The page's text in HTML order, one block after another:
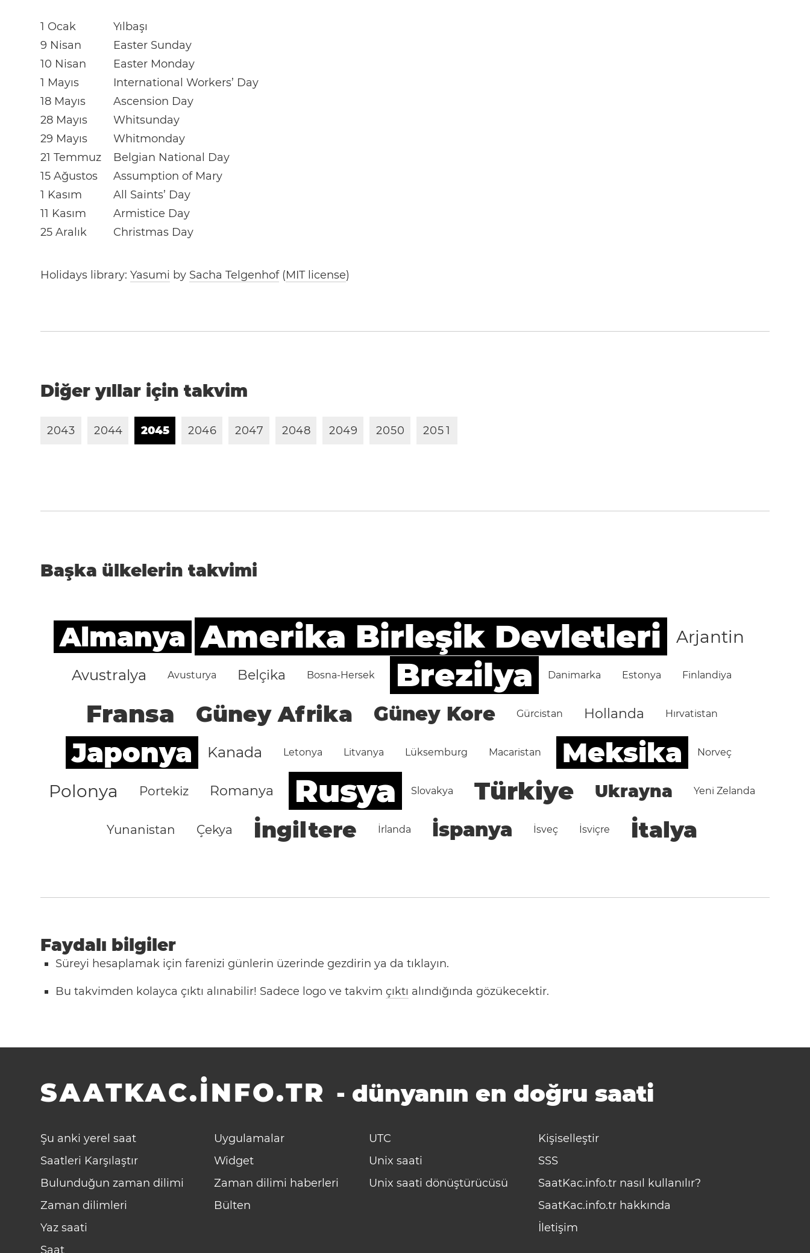
1 Ocak
Yılbaşı
9 Nisan
Easter Sunday
10 Nisan
Easter Monday
1 Mayıs
International Workers’ Day
18 Mayıs
Ascension Day
28 Mayıs
Whitsunday
29 Mayıs
Whitmonday
21 Temmuz
Belgian National Day
15 Ağustos
Assumption of Mary
1 Kasım
All Saints’ Day
11 Kasım
Armistice Day
25 Aralık
Christmas Day
Holidays library:Yasumi by Sacha Telgenhof(MIT license)
Diğer yıllar için takvim
2043 2044 2045 2046 2047 2048 2049 2050 2051
Başka ülkelerin takvimi
Almanya Amerika Birleşik Devletleri Arjantin
Avustralya Avusturya Belçika Bosna-Hersek Brezilya Danimarka Estonya Finlandiya
Fransa Güney Afrika Güney Kore Gürcistan Hollanda Hırvatistan
Japonya Kanada Letonya Litvanya Lüksemburg Macaristan Meksika Norveç
Polonya Portekiz Romanya Rusya Slovakya Türkiye Ukrayna Yeni Zelanda
Yunanistan Çekya İngiltere İrlanda İspanya İsveç İsviçre İtalya
Faydalı bilgiler
Süreyi hesaplamak için farenizi günlerin üzerinde gezdirin ya da tıklayın.
Bu takvimden kolayca çıktı alınabilir! Sadece logo ve takvimçıktı alındığında gözükecektir.
SAATKAC.INFO.TR - dünyanın en doğru saati
Şu anki yerel saat
Saatleri Karşılaştır
Bulunduğun zaman dilimi
Zaman dilimleri
Yaz saati
Saat
Uygulamalar
Widget
Zaman dilimi haberleri
Bülten
UTC
Unix saati
Unix saati dönüştürücüsü
Kişiselleştir
SSS
SaatKac.info.tr nasıl kullanılır?
SaatKac.info.tr hakkında
İletişim